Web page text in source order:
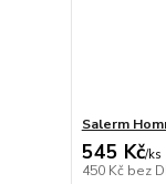
Salerm
545 Kč/ks
450 Kč bez